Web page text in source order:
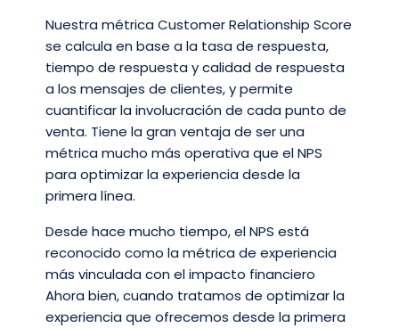
Nuestra métrica Customer Relationship Score
se calcula en base a la tasa de respuesta,
tiempo de respuesta y calidad de respuesta
a los mensajes de clientes, y permite
cuantificar la involucración de cada punto de
venta. Tiene la gran ventaja de ser una
métrica mucho más operativa que el NPS
para optimizar la experiencia desde la
primera línea.
Desde hace mucho tiempo, el NPS está
reconocido como la métrica de experiencia
más vinculada con el impacto financiero
Ahora bien, cuando tratamos de optimizar la
experiencia que ofrecemos desde la primera